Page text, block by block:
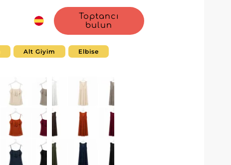
Toptancı
bulun
Alt Giyim Elbise